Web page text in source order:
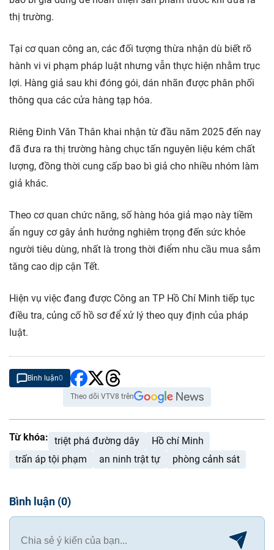
thị trường.
Tại cơ quan công an, các đối tượng thừa nhận dù biết rõ
hành vi vi phạm pháp luật nhưng vẫn thực hiện nhằm trục
lợi. Hàng giả sau khi đóng gói, dán nhãn được phân phối
thông qua các cửa hàng tạp hóa.
Riêng Đinh Văn Thân khai nhận từ đầu năm 2025 đến nay
đã đưa ra thị trường hàng chục tấn nguyên liệu kém chất
lượng, đồng thời cung cấp bao bì giả cho nhiều nhóm làm
giả khác.
Theo cơ quan chức năng, số hàng hóa giả mạo này tiềm
ẩn nguy cơ gây ảnh hưởng nghiêm trọng đến sức khỏe
người tiêu dùng, nhất là trong thời điểm nhu cầu mua sắm
tăng cao dịp cận Tết.
Hiện vụ việc đang được Công an TP Hồ Chí Minh tiếp tục
điều tra, củng cố hồ sơ để xử lý theo quy định của pháp
luật.
Bình luận0
Theo dõi VTV8 trên
Từ khóa: triệt phá đường dây
Hồ chí Minh
trấn áp tội phạm
an ninh trật tự phòng cảnh sát
Bình luận (0)